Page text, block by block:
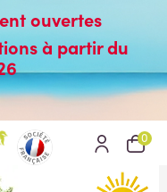
ouvertes
à partir du
0